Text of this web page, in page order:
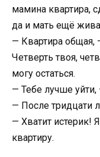
мамина квартира,
да и мать ещё
— Квартира общая,
Четверть твоя,
могу остаться.
— Тебе лучше
— После тридцати
— Хватит истерик!
квартиру.